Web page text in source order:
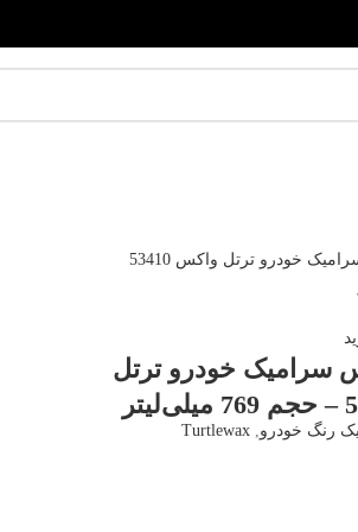
سرامیک خودرو ترتل
رنگ خودرو,
Turtlewax